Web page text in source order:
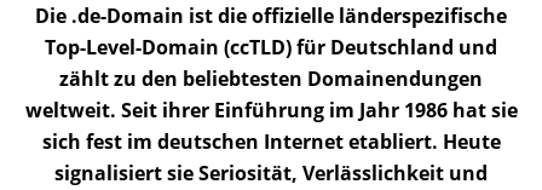
Die .de-Domain ist die offizielle länderspezifische
Top-Level-Domain (ccTLD) für Deutschland und
zählt zu den beliebtesten Domainendungen
weltweit. Seit ihrer Einführung im Jahr 1986 hat sie
sich fest im deutschen Internet etabliert. Heute
signalisiert sie Seriosität, Verlässlichkeit und